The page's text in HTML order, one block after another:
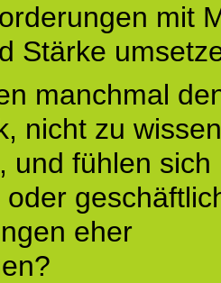
mit
Stärke
manchmal
nicht zu
und fühlen sich
oder
eher